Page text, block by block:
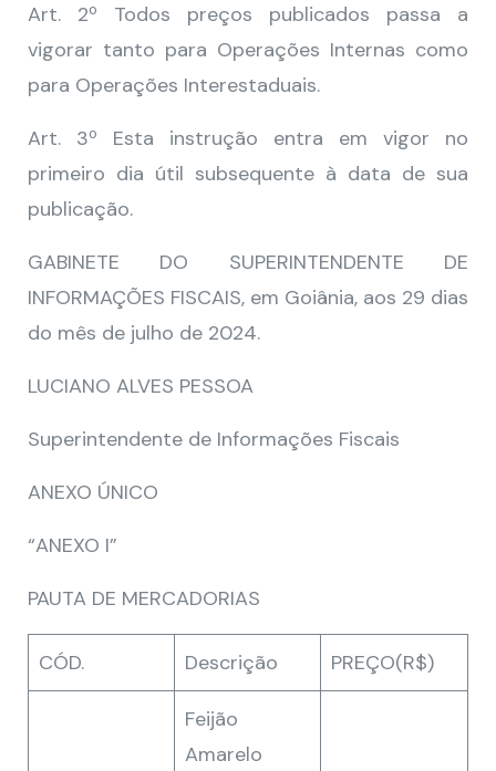
Art. 2º Todos preços publicados passa a
vigorar tanto para Operações Internas como
para Operações Interestaduais.
Art. 3º Esta instrução entra em vigor no
primeiro dia útil subsequente à data de sua
publicação.
GABINETE DO SUPERINTENDENTE DE
INFORMAÇÕES FISCAIS, em Goiânia, aos 29 dias
do mês de julho de 2024.
LUCIANO ALVES PESSOA
Superintendente de Informações Fiscais
ANEXO ÚNICO
“ANEXO I”
PAUTA DE MERCADORIAS
CÓD. Descrição PREÇO(R$)
Feijão
Amarelo